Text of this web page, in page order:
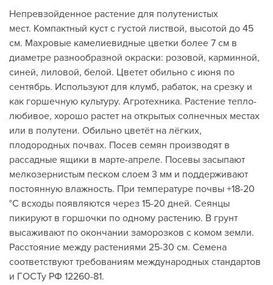
Непревзойденное растение для полутенистых
мест. Компактный куст с густой листвой, высотой до 45
см. Махровые камелиевидные цветки более 7 см в
диаметре разнообразной окраски: розовой, карминной,
синей, лиловой, белой. Цветет обильно с июня по
сентябрь. Используют для клумб, рабаток, на срезку и
как горшечную культуру. Агротехника. Растение тепло-
любивое, хорошо растет на открытых солнечных местах
или в полутени. Обильно цветёт на лёгких,
плодородных почвах. Посев семян производят в
рассадные ящики в марте-апреле. Посевы засыпают
мелкозернистым песком слоем 3 мм и поддерживают
постоянную влажность. При температуре почвы +18-20
°C всходы появляются через 15-20 дней. Сеянцы
пикируют в горшочки по одному растению. В грунт
высаживают по окончании заморозков с комом земли.
Расстояние между растениями 25-30 см. Семена
соответствуют требованиям международных стандартов
и ГОСТу РФ 12260-81.